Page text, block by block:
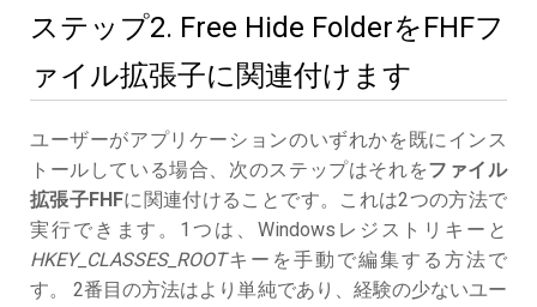
ステップ2. Free Hide FolderをFHFフ
ァイル拡張子に関連付けます
ユーザーがアプリケーションのいずれかを既にインス
トールしている場合、次のステップはそれをファイル
拡張子FHFに関連付けることです。これは2つの方法で
実行できます。1つは、Windowsレジストリキーと
HKEY_CLASSES_ROOTキーを手動で編集する方法で
す。 2番目の方法はより単純であり、経験の少ないユー